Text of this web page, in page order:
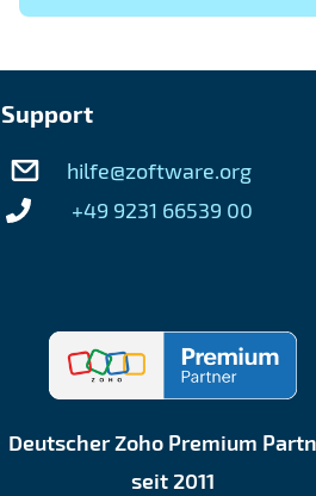
Support
hilfe@zoftware.org
+49 9231 66539 00
Deutscher Zoho Premium
seit 2011